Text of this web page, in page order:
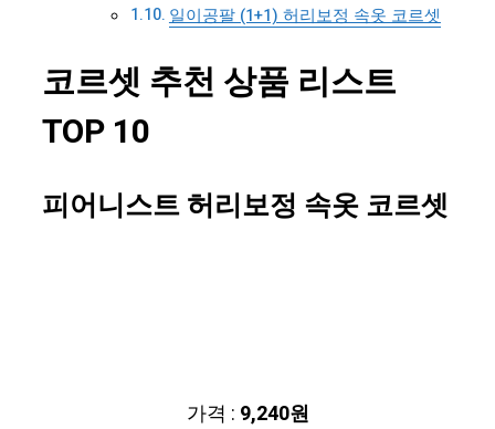
일이공팔 (1+1) 허리보정 속옷 코르셋
코르셋 추천 상품 리스트
TOP 10
피어니스트 허리보정 속옷 코르셋
가격 : 9,240원